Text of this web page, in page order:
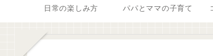
日常の楽しみ方 パパとママの子育て